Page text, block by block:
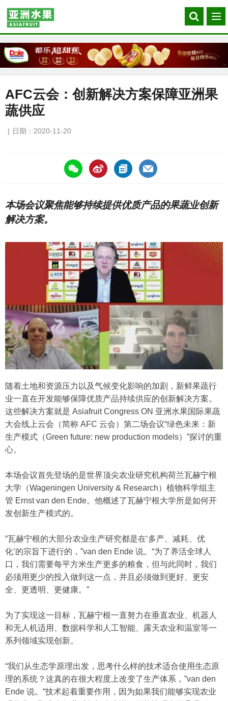
Search
our
菜
单
AFC云会：创新解决方案保障亚洲果
蔬供应
日期：2020-11-20
https://asiafruitchina.net/20233.html
本场会议聚焦能够持续提供优质产品的果蔬业创新
解决方案。
随着土地和资源压力以及气候变化影响的加剧，新鲜果蔬行
业一直在开发能够保障优质产品持续供应的创新解决方案。
这些解决方案就是 Asiafruit Congress ON 亚洲水果国际果蔬
大会线上云会（简称 AFC 云会）第二场会议“绿色未来：新
生产模式（Green future: new production models）”探讨的重
心。
本场会议首先登场的是世界顶尖农业研究机构荷兰瓦赫宁根
大学（Wageningen University & Research）植物科学组主
管 Ernst van den Ende。他概述了瓦赫宁根大学所是如何开
发创新生产模式的。
“瓦赫宁根的大部分农业生产研究都是在‘多产、减耗、优
化’的宗旨下进行的，”van den Ende 说。“为了养活全球人
口，我们需要每平方米生产更多的粮食，但与此同时，我们
必须用更少的投入做到这一点，并且必须做到更好、更安
全、更透明、更健康。”
为了实现这一目标，瓦赫宁根一直努力在垂直农业、机器人
和无人机适用、数据科学和人工智能、露天农业和温室等一
系列领域实现创新。
“我们从生态学原理出发，思考什么样的技术适合使用生态原
理的系统？这真的在很大程度上改变了生产体系，”van den
Ende 说。“技术起着重要作用，因为如果我们能够实现农业